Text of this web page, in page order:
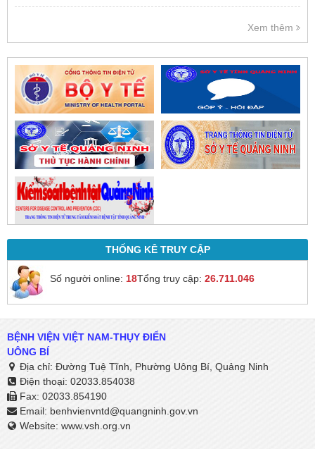
Việc cấp phát thuốc tại bệnh viện
trực tiếp.
Xem thêm
THỐNG KÊ TRUY CẬP
Số người online: 18Tổng truy cập: 26.711.046
BỆNH VIỆN VIỆT NAM-THỤY ĐIỂN
UÔNG BÍ
Địa chỉ: Đường Tuệ Tĩnh, Phường Uông Bí, Quảng Ninh
Điện thoại: 02033.854038
Fax: 02033.854190
Email: benhvienvntd@quangninh.gov.vn​​​​​​​
Website: www.vsh.org.vn